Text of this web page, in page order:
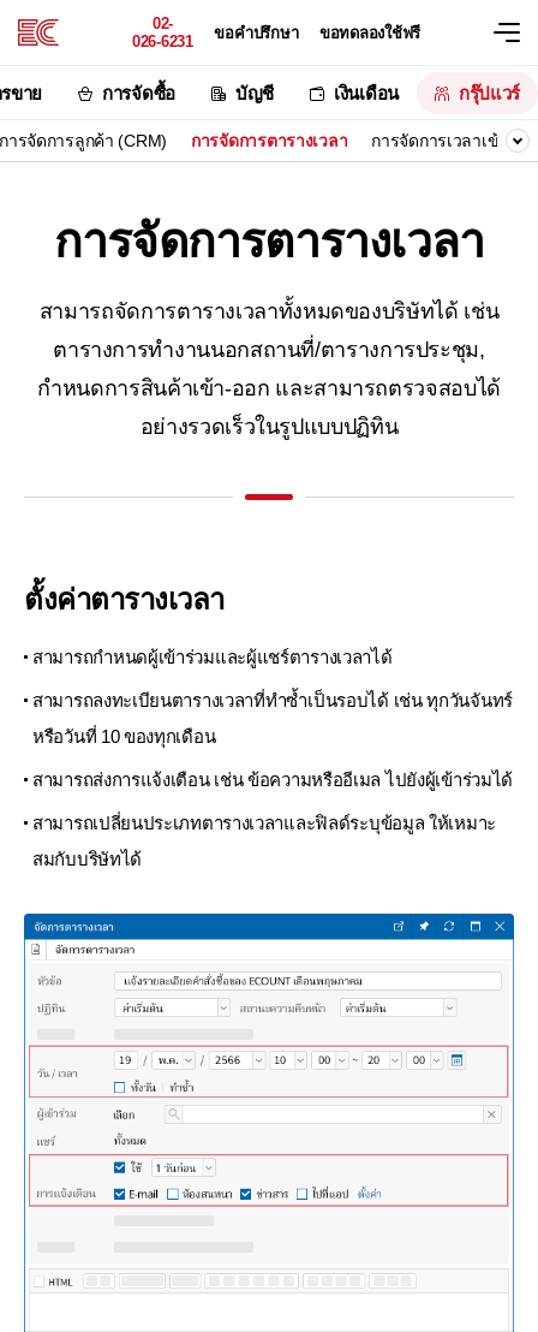
02-
026-6231
ขอคำปรึกษา ขอทดลองใช้ฟรี
ขาย การจัดซื้อ บัญชี เงินเดือน กรุ๊ปแวร์
การจัดการลูกค้า (CRM) การจัดการตารางเวลา การจัดการเวลาเข้า-ออ
การจัดการตารางเวลา
สามารถจัดการตารางเวลาทั้งหมดของบริษัทได้ เช่น
ตารางการทำงานนอกสถานที่/ตารางการประชุม,
กำหนดการสินค้าเข้า-ออก และสามารถตรวจสอบได้
อย่างรวดเร็วในรูปแบบปฏิทิน
ตั้งค่าตารางเวลา
สามารถกำหนดผู้เข้าร่วมและผู้แชร์ตารางเวลาได้
สามารถลงทะเบียนตารางเวลาที่ทำซ้ำเป็นรอบได้ เช่น ทุกวันจันทร์
หรือวันที่ 10 ของทุกเดือน
สามารถส่งการแจ้งเตือน เช่น ข้อความหรืออีเมล ไปยังผู้เข้าร่วมได้
สามารถเปลี่ยนประเภทตารางเวลาและฟิลด์ระบุข้อมูล ให้เหมาะ
สมกับบริษัทได้